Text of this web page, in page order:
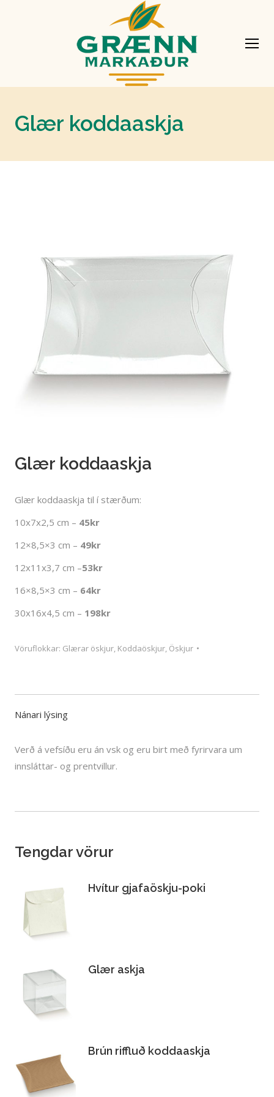
Glær koddaaskja
Glær koddaaskja
Glær koddaaskja til í stærðum:
10x7x2,5 cm – 45kr
12×8,5×3 cm – 49kr
12x11x3,7 cm –53kr
16×8,5×3 cm – 64kr
30x16x4,5 cm – 198kr
Vöruflokkar: Glærar öskjur, Koddaöskjur, Öskjur
Nánari lýsing
Verð á vefsíðu eru án vsk og eru birt með fyrirvara um
innsláttar- og prentvillur.
Tengdar vörur
Hvítur gjafaöskju-poki
Glær askja
Brún riffluð koddaaskja